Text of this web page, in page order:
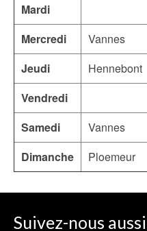
Mardi
Mercredi
Vannes
Jeudi
Hennebont
Vendredi
Samedi
Vannes
Dimanche
Ploemeur
Suivez-nous